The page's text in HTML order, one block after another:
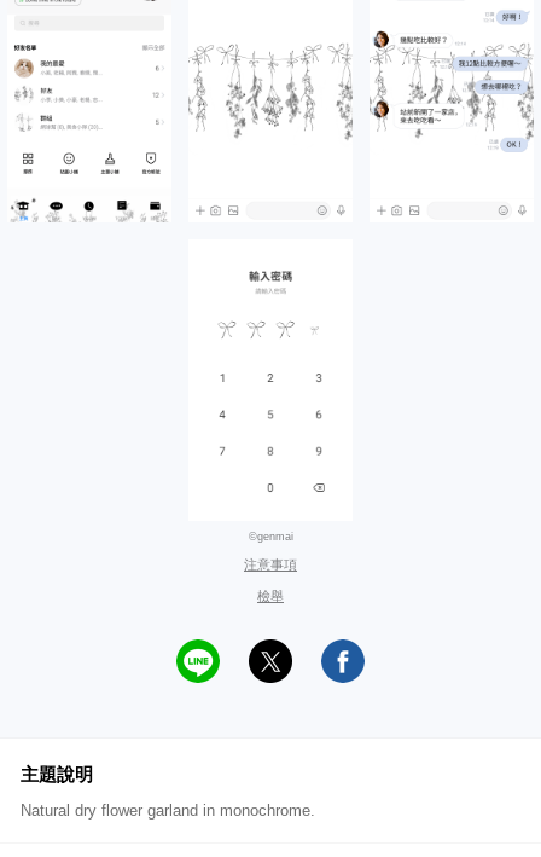
©genmai
注意事項
檢舉
主題說明
Natural dry flower garland in monochrome.